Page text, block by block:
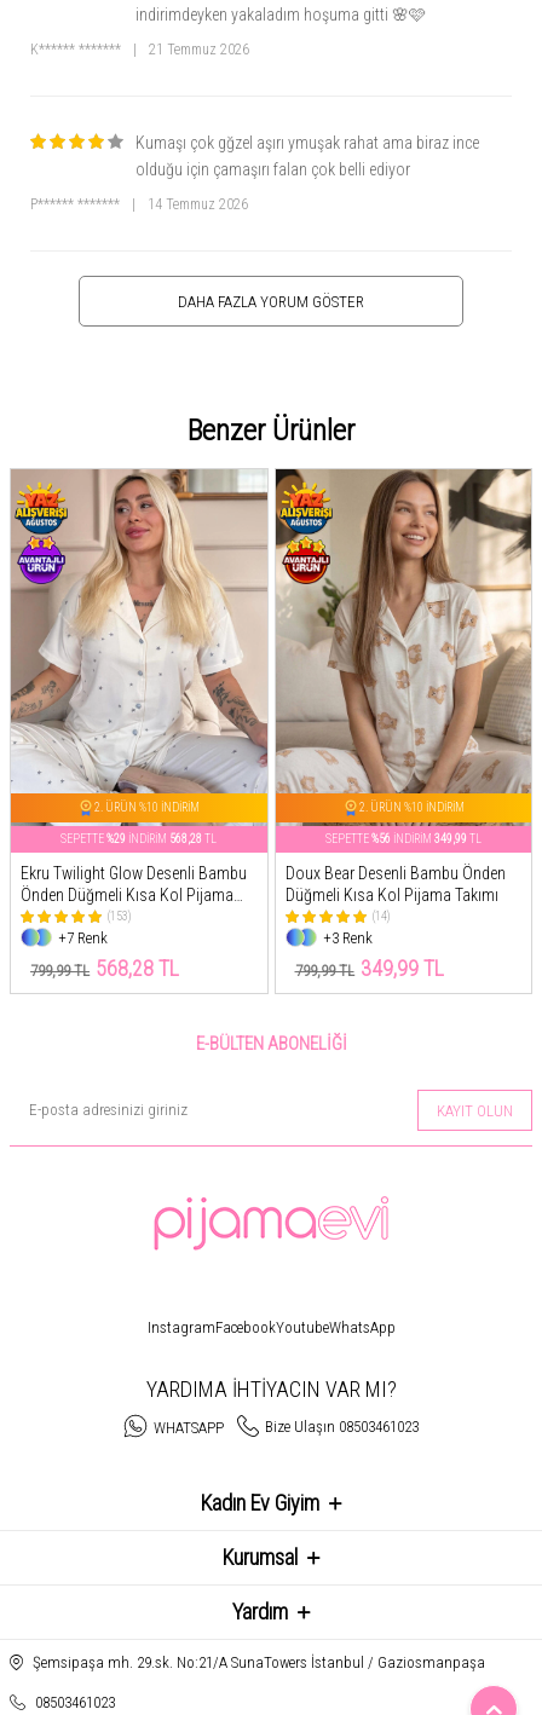
indirimdeyken yakaladım hoşuma gitti 🌸🩷
K****** ******* 21 Temmuz 2026
Kumaşı çok gğzel aşırı ymuşak rahat ama biraz ince
olduğu için çamaşırı falan çok belli ediyor
P****** ******* 14 Temmuz 2026
DAHA FAZLA YORUM GÖSTER
Benzer Ürünler
2. ÜRÜN %10 İNDİRİM
SEPETTE%29 İNDİRİM 568,28 TL
Ekru Twilight Glow Desenli Bambu
Önden Düğmeli Kısa Kol Pijama
Takımı
(153)
+7 Renk
799,99 TL 568,28 TL
2. ÜRÜN %10 İNDİRİM
SEPETTE%56 İNDİRİM 349,99 TL
Doux Bear Desenli Bambu Önden
Düğmeli Kısa Kol Pijama Takımı
(14)
+3 Renk
799,99 TL 349,99 TL
E-BÜLTEN ABONELIĞI
KAYIT OLUN
InstagramFacebookYoutubeWhatsApp
YARDIMA İHTİYACIN VAR MI?
WHATSAPP Bize Ulaşın 08503461023
Kadın Ev Giyim
Kurumsal
Yardım
Şemsipaşa mh. 29.sk. No:21/A SunaTowers İstanbul / Gaziosmanpaşa
08503461023